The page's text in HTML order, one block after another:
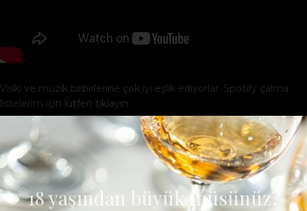
Viski ve müzik birbirlerine çok iyi eşlik ediyorlar. Spotify çalma
listelerim için lütfen tıklayın
Son Yazılar
Meleklerin Payı 2026-2027 eğitim sezonu
başlıyor18 yaşından büyük müsünüz?